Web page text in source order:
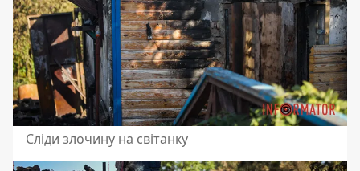
Сліди злочину на світанку